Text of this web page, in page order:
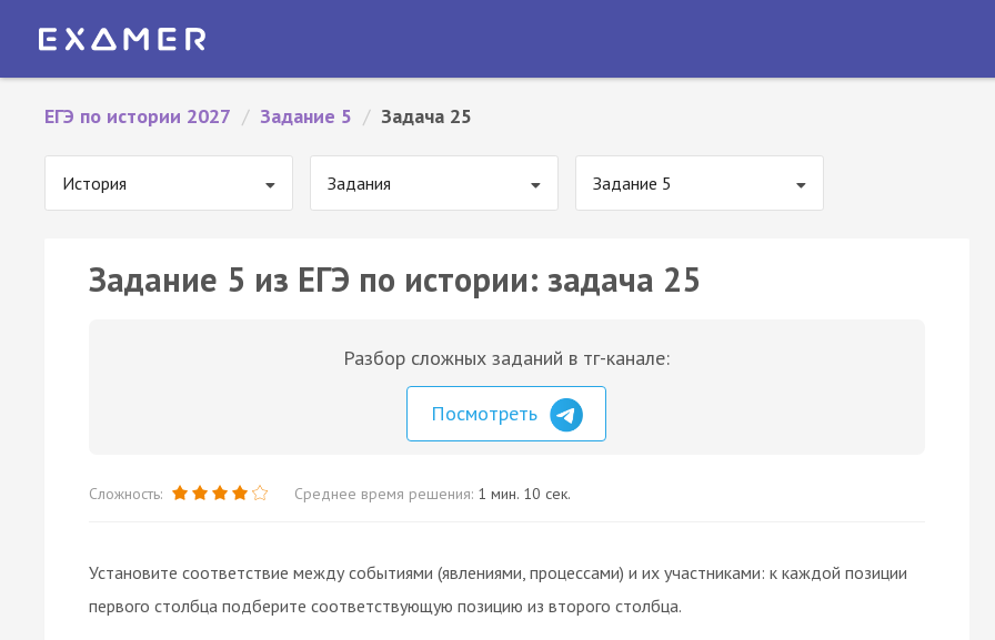
ЕГЭ по истории 2027 / Задание 5 / Задача 25
История Задания Задание 5
Задание 5 из ЕГЭ по истории: задача 25
Разбор сложных заданий в тг-канале:
Посмотреть
Сложность: Среднее время решения: 1 мин. 10 сек.
Установите соответствие между событиями (явлениями, процессами) и их участниками: к каждой позиции
первого столбца подберите соответствующую позицию из второго столбца.